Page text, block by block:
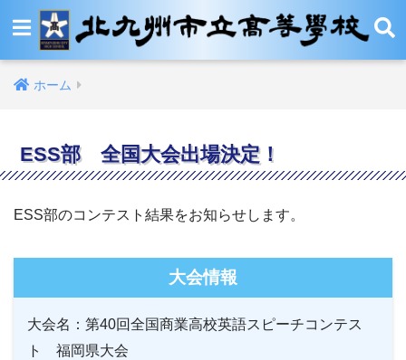
ホーム
ESS部 全国大会出場決定！
ESS部のコンテスト結果をお知らせします。
大会情報
大会名：第40回全国商業高校英語スピーチコンテス
ト 福岡県大会